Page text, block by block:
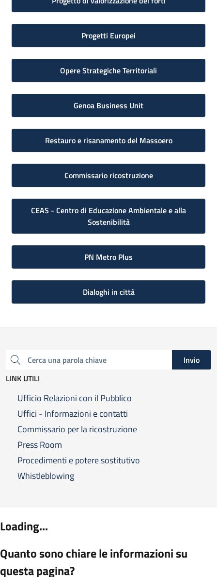
Progetti Europei
Opere Strategiche Territoriali
Genoa Business Unit
Restauro e risanamento del Massoero
Commissario ricostruzione
CEAS - Centro di Educazione Ambientale e alla
Sostenibilità
PN Metro Plus
Dialoghi in città
Cerca una parola chiave
Invio
LINK UTILI
Ufficio Relazioni con il Pubblico
Uffici - Informazioni e contatti
Commissario per la ricostruzione
Press Room
Procedimenti e potere sostitutivo
Whistleblowing